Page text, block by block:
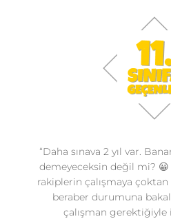
“Daha sınava 2 yıl var.
demeyeceksin değil mi?
rakiplerin çalışmaya çoktan
beraber durumuna
çalışman gerektiğiyle